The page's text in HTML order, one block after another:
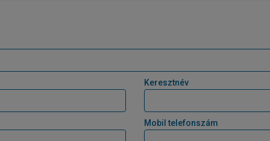
Keresztnév
Mobil telefonszám